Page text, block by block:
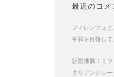
最近のコメ
フィレンツェ
平和を目指して
話題沸騰！ミ
タリアンジョー